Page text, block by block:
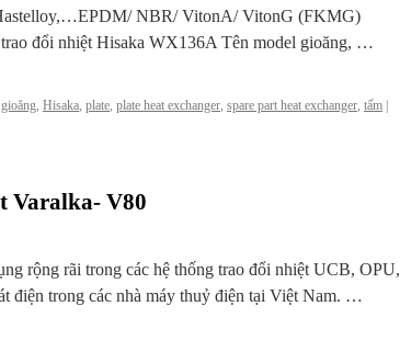
NBR/ VitonA/ VitonG (FKMG)
đổi nhiệt Hisaka WX136A Tên model gioăng, …
gioăng, Hisaka, plate, plate heat exchanger, spare part heat exchanger, tấm
Varalka- V80
rộng rãi trong các hệ thống trao đổi nhiệt UCB, OPU,
điện trong các nhà máy thuỷ điện tại Việt Nam. …